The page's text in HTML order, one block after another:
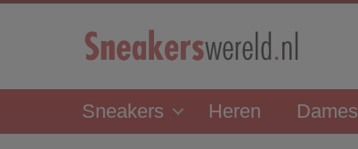
Sneakers Heren Dames